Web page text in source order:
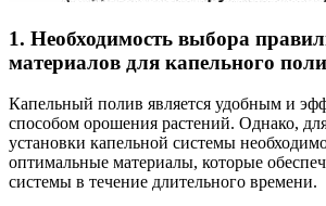
1. Необходимость выбора
материалов для капельного
Капельный полив является удобным и
способом орошения растений. Однако,
установки капельной системы
оптимальные материалы, которые
системы в течение длительного времени.